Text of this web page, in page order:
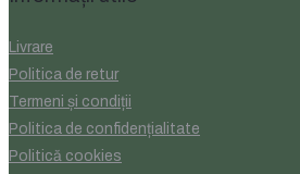
Livrare
Politica de retur
Termeni și condiții
Politica de confidențialitate
Politică cookies